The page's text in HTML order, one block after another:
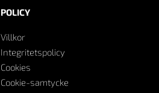
POLICY
Villkor
Integritetspolicy
Cookies
Cookie-samtycke